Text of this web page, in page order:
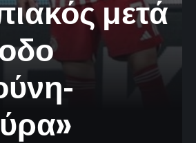
μετά